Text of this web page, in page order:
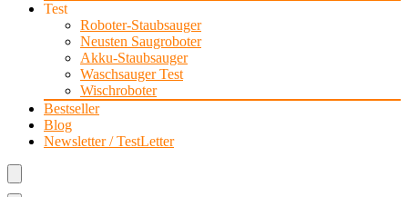
Test
Roboter-Staubsauger
Neusten Saugroboter
Akku-Staubsauger
Waschsauger Test
Wischroboter
Bestseller
Blog
Newsletter / TestLetter